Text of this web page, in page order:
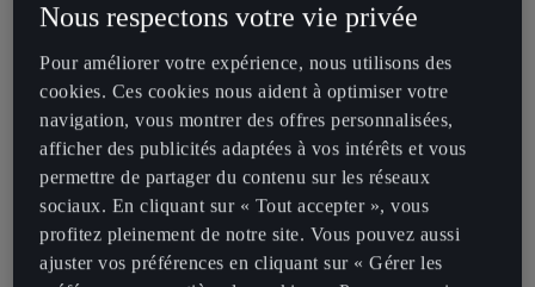
l'événement numérique organisé pour fêter le troisième
anniversaire de la marque CUPRA.Created by Spanish Director,
Screenwriter and Producer
Albert Uria , with Daniel Posada
its first teaser,
is an exciting new Sci-Fi production, set in the
year 2101: a time where emotions are forbidden and a group of
rebels bravely fight to reawaken humanity. As co-producers, we’re
able to offer a CUPRA-sneak peak of at what to expect.
Nous respectons votre vie privée
Pour améliorer votre expérience, nous utilisons des
cookies. Ces cookies nous aident à optimiser votre
navigation, vous montrer des offres personnalisées,
afficher des publicités adaptées à vos intérêts et vous
permettre de partager du contenu sur les réseaux
sociaux. En cliquant sur « Tout accepter », vous
profitez pleinement de notre site. Vous pouvez aussi
ajuster vos préférences en cliquant sur « Gérer les